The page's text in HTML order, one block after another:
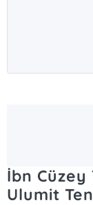
İbn
Ulumit